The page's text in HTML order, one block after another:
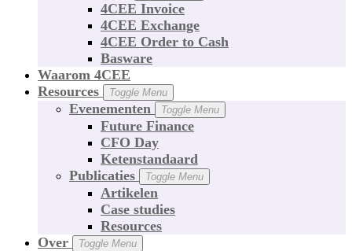
4CEE Invoice
4CEE Exchange
4CEE Order to Cash
Basware
Waarom 4CEE
Resources
Toggle Menu
Evenementen Toggle Menu
Future Finance
CFO Day
Ketenstandaard
Publicaties
Toggle Menu
Artikelen
Case studies
Resources
Over
Toggle Menu